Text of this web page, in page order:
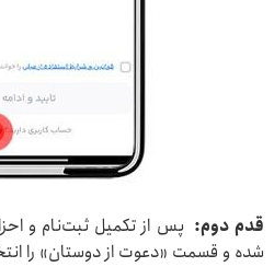
قدم دوم: پس از تکمیل ثبت‌نام و
شده و قسمت «دعوت از دوستان» را